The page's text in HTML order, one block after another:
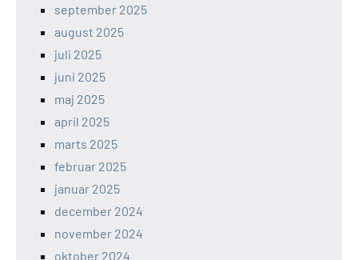
september 2025
august 2025
juli 2025
juni 2025
maj 2025
april 2025
marts 2025
februar 2025
januar 2025
december 2024
november 2024
oktober 2024